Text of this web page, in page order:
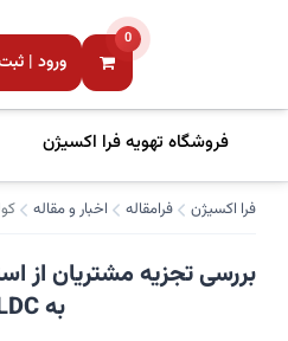
0
ورود |
فروشگاه تهویه فرا اکسیژن
فرا اکسیژن فرامقاله اخبار و مقاله
بررسی تجزیه مشتریان از
به BLDC